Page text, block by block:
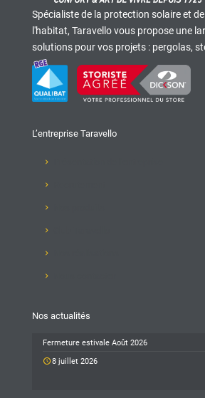
Spécialiste de la protection solaire et
l'habitat, Taravello vous propose une
solutions pour vos projets : pergolas,
L’entreprise Taravello
Nos actualités
Fermeture estivale Août 2026
8 juillet 2026